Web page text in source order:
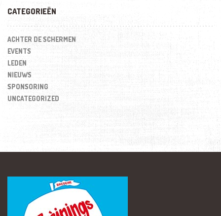
CATEGORIEËN
ACHTER DE SCHERMEN
EVENTS
LEDEN
NIEUWS
SPONSORING
UNCATEGORIZED